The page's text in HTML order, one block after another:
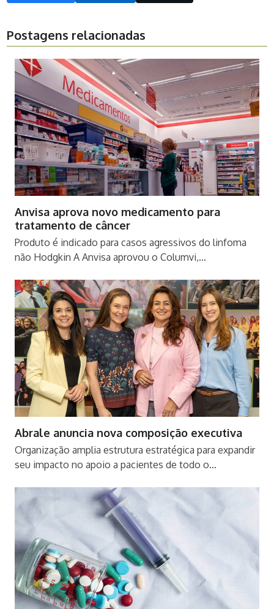
Postagens relacionadas
Anvisa aprova novo medicamento para
tratamento de câncer
Produto é indicado para casos agressivos do linfoma
não Hodgkin A Anvisa aprovou o Columvi,…
Abrale anuncia nova composição executiva
Organização amplia estrutura estratégica para expandir
seu impacto no apoio a pacientes de todo o…